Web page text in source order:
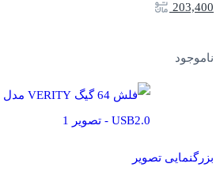
203,400
ناموجود
بزرگنمایی تصویر